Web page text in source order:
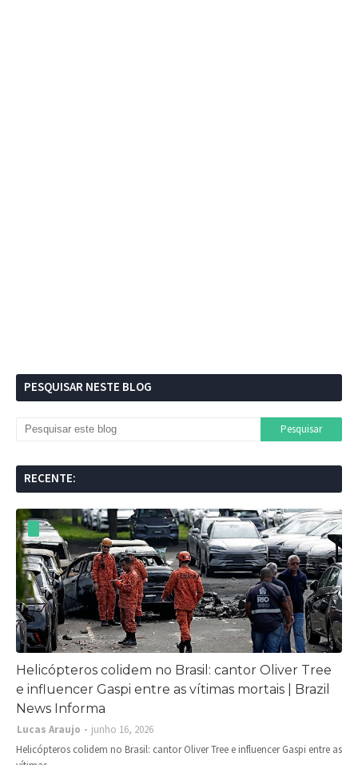
PESQUISAR NESTE BLOG
RECENTE:
Helicópteros colidem no Brasil: cantor Oliver Tree
e influencer Gaspi entre as vítimas mortais | Brazil
News Informa
Lucas Araujo
junho 16, 2026
Helicópteros colidem no Brasil: cantor Oliver Tree e influencer Gaspi entre as